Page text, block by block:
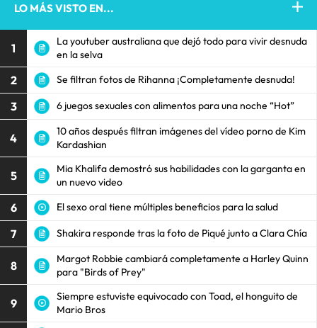
LO MÁS VISTO EN...
1
La youtuber australiana que dejó todo para vivir desnuda
en la selva
2 Se filtran fotos de Rihanna ¡Completamente desnuda!
3 6 juegos sexuales con alimentos para una noche “Hot”
4
10 años después filtran imágenes del vídeo porno de Kim
Kardashian
5
Mia Khalifa demostró sus habilidades con la garganta en
un nuevo video
6 El sexo oral tiene múltiples beneficios para la salud
7 Shakira responde tras la foto de Piqué junto a Clara Chía
8
Margot Robbie cambiará completamente a Harley Quinn
para "Birds of Prey"
9
Siempre estuviste equivocado con Toad, el honguito de
Mario Bros